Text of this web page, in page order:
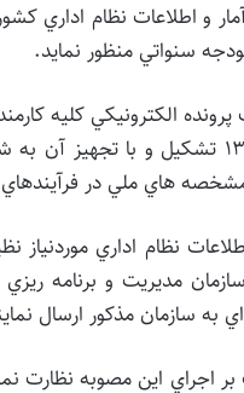
و اطلاعات نظام اداري
الکترونيکي کليه
دستگاه حقوق دريافت مي کنند را تا پايان
هاي ملي در فرآيندهاي
نظام اداري موردنياز
مديريت و برنامه ريزي